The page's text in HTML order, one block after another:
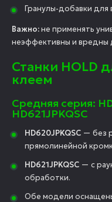
Гранулы-добавки для
Важно:не применять
неэффективны и вредны
Станки HOLD
клеем
Средняя серия:
HD621JPKQSC
HD620JPKQSC — без
прямолинейной
HD621JPKQSC — с
обработки.
Обе модели